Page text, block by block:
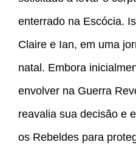
enterrado na Escócia.
Claire e Ian, em uma
natal. Embora
envolver na Guerra
reavalia sua decisão e
os Rebeldes para